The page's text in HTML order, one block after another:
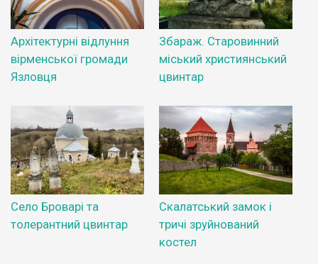
Архітектурні відлуння
вірменської громади
Язловця
Збараж. Старовинний
міський християнський
цвинтар
Село Броварі та
толерантний цвинтар
Скалатський замок і
тричі зруйнований
костел